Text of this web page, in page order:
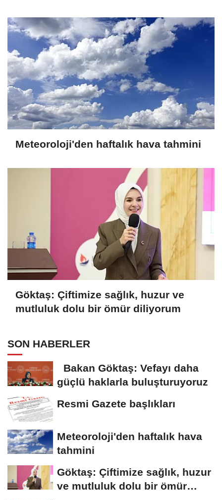
Meteoroloji'den haftalık hava tahmini
Göktaş: Çiftimize sağlık, huzur ve
mutluluk dolu bir ömür diliyorum
SON HABERLER
Bakan Göktaş: Vefayı daha
güçlü haklarla buluşturuyoruz
Resmi Gazete başlıkları
Meteoroloji'den haftalık hava
tahmini
Göktaş: Çiftimize sağlık, huzur
ve mutluluk dolu bir ömür